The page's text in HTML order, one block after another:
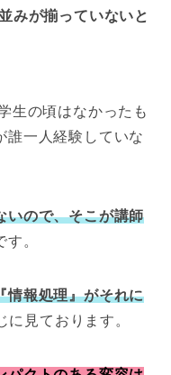
みが揃っていないと
生の頃はなかったも
誰一人経験していな
いので、そこが講師
す。
情報処理』がそれに
に見ております。